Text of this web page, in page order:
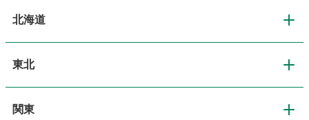
北海道
北海道
道央・札幌
東北
東北
関東